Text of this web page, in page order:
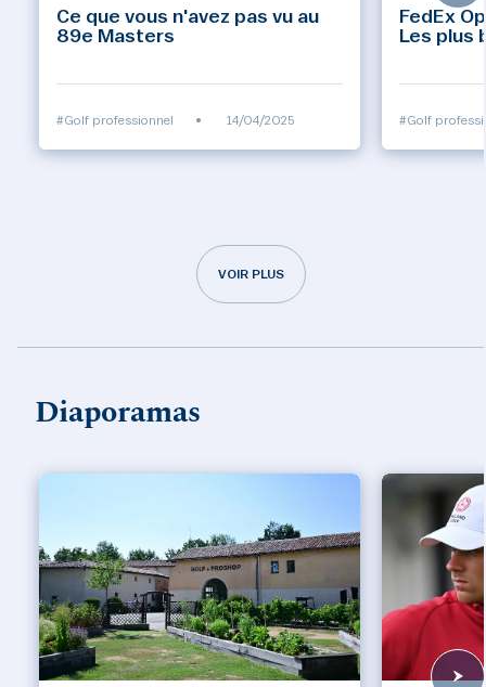
Ce que vous n'avez pas vu au
89e Masters
#Golf professionnel • 14/04/2025
FedEx
Les plus
#Golf
VOIR PLUS
Diaporamas